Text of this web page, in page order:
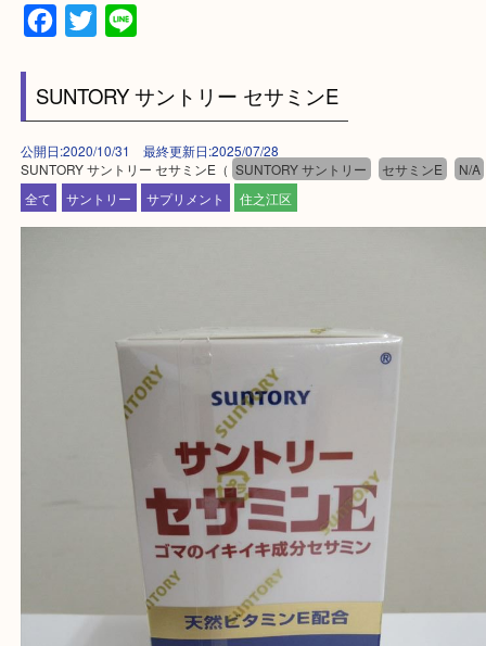
★来店前に電話で確認したい方★
買取専門店「大吉 MEGAドン・キホーテ弁天町店
かった！と思っていただけるよう精一杯のご案内
従業員一同ご来店心からお待ちしております。